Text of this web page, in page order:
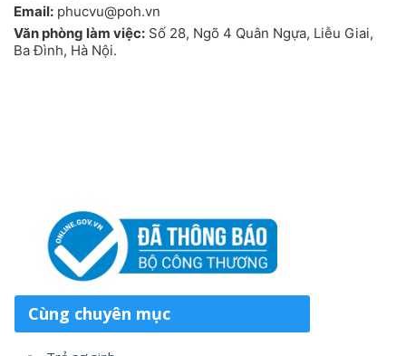
Email: phucvu@poh.vn
Văn phòng làm việc: Số 28, Ngõ 4 Quân Ngựa, Liễu Giai,
Ba Đình, Hà Nội.
Cùng chuyên mục